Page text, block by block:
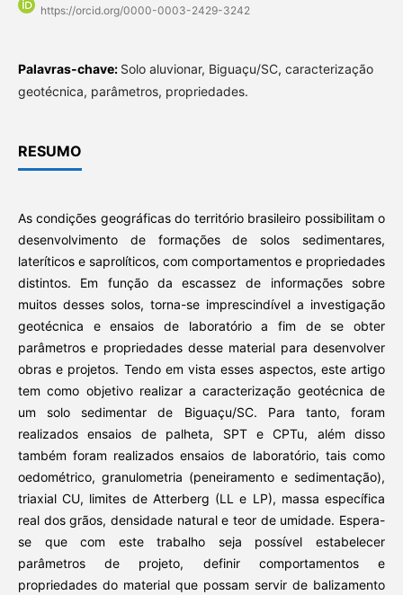
https://orcid.org/0000-0003-2429-3242
Palavras-chave: Solo aluvionar, Biguaçu/SC, caracterização
geotécnica, parâmetros, propriedades.
RESUMO
As condições geográficas do território brasileiro possibilitam o
desenvolvimento de formações de solos sedimentares,
lateríticos e saprolíticos, com comportamentos e propriedades
distintos. Em função da escassez de informações sobre
muitos desses solos, torna-se imprescindível a investigação
geotécnica e ensaios de laboratório a fim de se obter
parâmetros e propriedades desse material para desenvolver
obras e projetos. Tendo em vista esses aspectos, este artigo
tem como objetivo realizar a caracterização geotécnica de
um solo sedimentar de Biguaçu/SC. Para tanto, foram
realizados ensaios de palheta, SPT e CPTu, além disso
também foram realizados ensaios de laboratório, tais como
oedométrico, granulometria (peneiramento e sedimentação),
triaxial CU, limites de Atterberg (LL e LP), massa específica
real dos grãos, densidade natural e teor de umidade. Espera-
se que com este trabalho seja possível estabelecer
parâmetros de projeto, definir comportamentos e
propriedades do material que possam servir de balizamento